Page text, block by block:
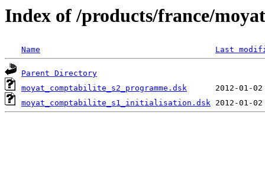
Index of /products/france/moyat
Name Last
Parent Directory
moyat_comptabilite_s2_programme.dsk
moyat_comptabilite_s1_initialisation.dsk